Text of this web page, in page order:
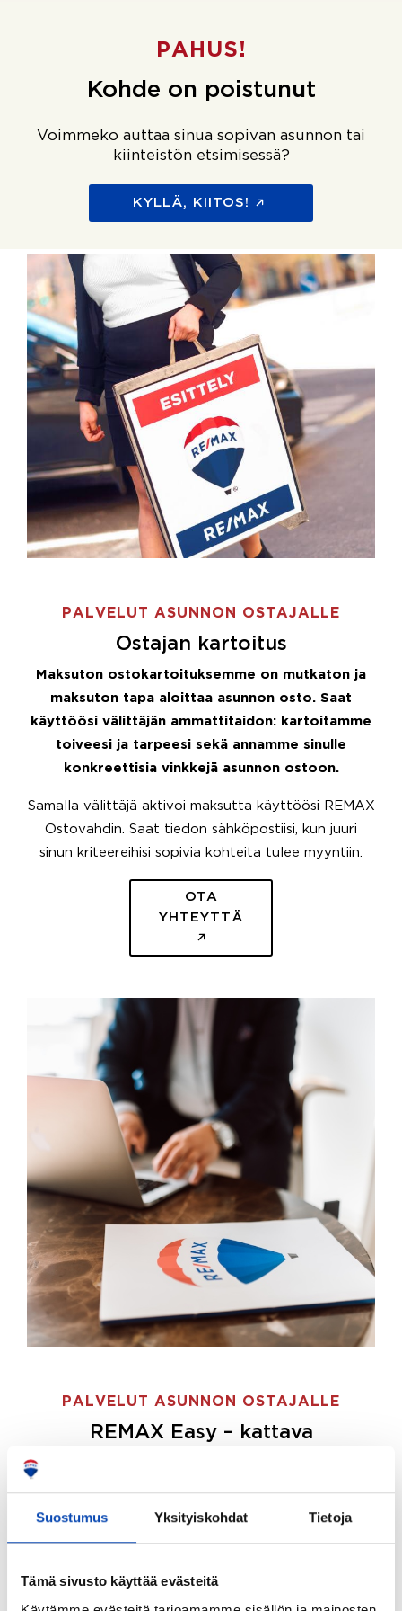
Suostumus Yksityiskohdat Tietoja
Tämä sivusto käyttää evästeitä
PAHUS!
Kohde on poistunut
Voimmeko auttaa sinua sopivan asunnon tai
kiinteistön etsimisessä?
KYLLÄ, KIITOS!
PALVELUT ASUNNON OSTAJALLE
Ostajan kartoitus
Maksuton ostokartoituksemme on mutkaton ja
maksuton tapa aloittaa asunnon osto. Saat
käyttöösi välittäjän ammattitaidon: kartoitamme
toiveesi ja tarpeesi sekä annamme sinulle
konkreettisia vinkkejä asunnon ostoon.
Samalla välittäjä aktivoi maksutta käyttöösi REMAX
Ostovahdin. Saat tiedon sähköpostiisi, kun juuri
sinun kriteereihisi sopivia kohteita tulee myyntiin.
OTA
YHTEYTTÄ
PALVELUT ASUNNON OSTAJALLE
REMAX Easy – kattava
ostajille.
Tee ostotoimeksianto ja etsimme juuri